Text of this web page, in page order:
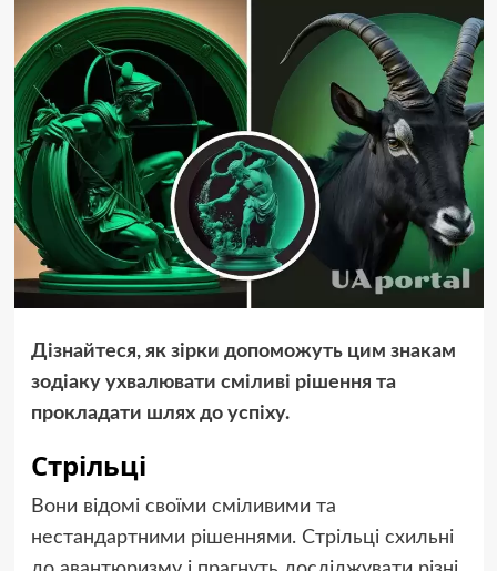
Дізнайтеся, як зірки допоможуть цим знакам
зодіаку ухвалювати сміливі рішення та
прокладати шлях до успіху.
Стрільці
Вони відомі своїми сміливими та
нестандартними рішеннями. Стрільці схильні